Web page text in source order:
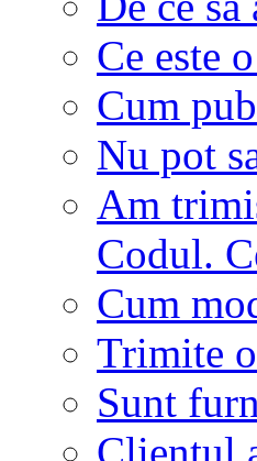
Ce este
Cum
Nu pot
Am
Codul.
Cum
Trimite
Sunt
Clientul